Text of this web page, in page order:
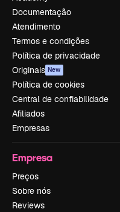
Documentação
Atendimento
Termos e condições
Política de privacidade
Originais New
Política de cookies
Central de confiabilidade
Afiliados
Empresas
Empresa
Preços
Sobre nós
Reviews